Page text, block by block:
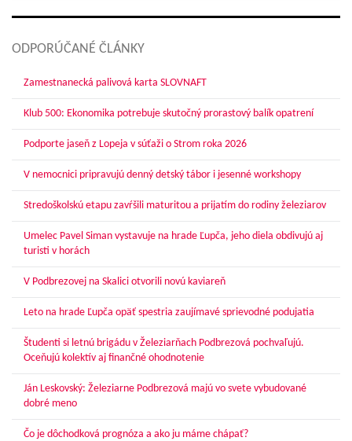
ODPORÚČANÉ ČLÁNKY
Zamestnanecká palivová karta SLOVNAFT
Klub 500: Ekonomika potrebuje skutočný prorastový balík opatrení
Podporte jaseň z Lopeja v súťaži o Strom roka 2026
V nemocnici pripravujú denný detský tábor i jesenné workshopy
Stredoškolskú etapu zavŕšili maturitou a prijatím do rodiny železiarov
Umelec Pavel Siman vystavuje na hrade Ľupča, jeho diela obdivujú aj
turisti v horách
V Podbrezovej na Skalici otvorili novú kaviareň
Leto na hrade Ľupča opäť spestria zaujímavé sprievodné podujatia
Študenti si letnú brigádu v Železiarňach Podbrezová pochvaľujú.
Oceňujú kolektív aj finančné ohodnotenie
Ján Leskovský: Železiarne Podbrezová majú vo svete vybudované
dobré meno
Čo je dôchodková prognóza a ako ju máme chápať?